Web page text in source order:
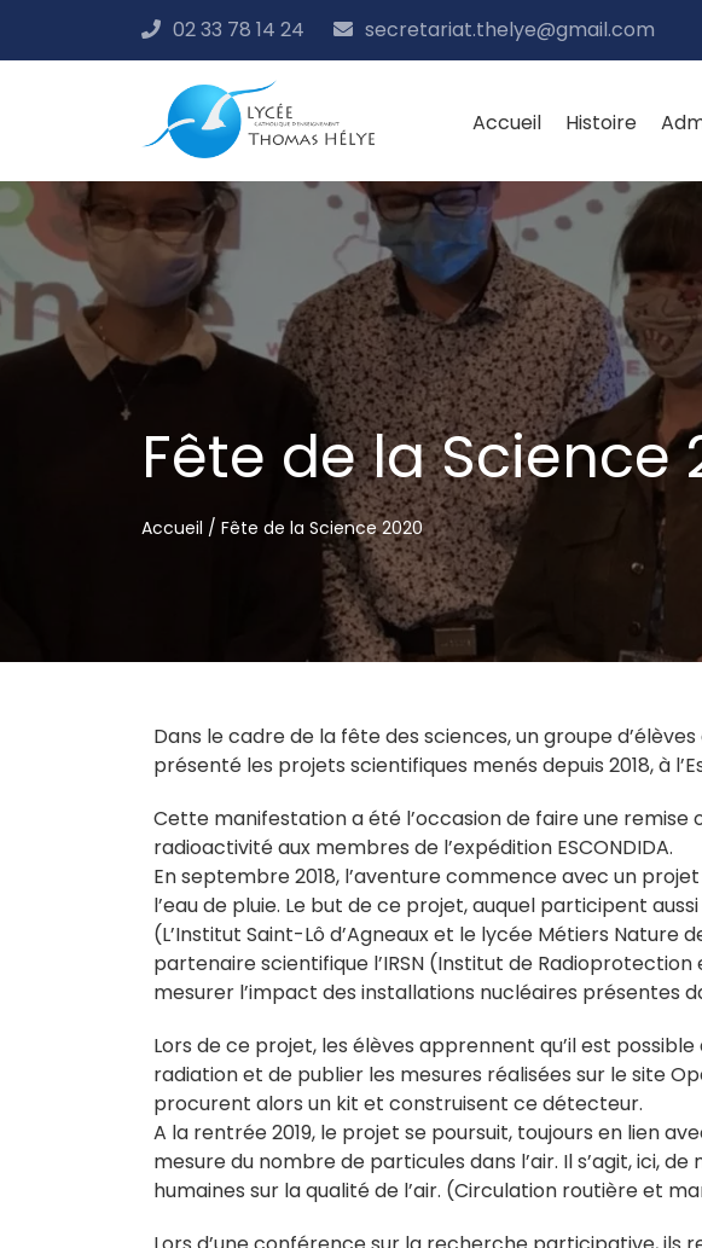
02 33 78 14 24 secretariat.thelye@gmail.com
Accueil Histoire
Fête de la Science
Accueil / Fête de la Science 2020
Dans le cadre de la fête des sciences, un groupe
présenté les projets scientifiques menés depuis 2018, à
Cette manifestation a été l’occasion de faire une
radioactivité aux membres de l’expédition ESCONDIDA.
En septembre 2018, l’aventure commence avec un
l’eau de pluie. Le but de ce projet, auquel participent
(L’Institut Saint-Lô d’Agneaux et le lycée Métiers Nature
partenaire scientifique l’IRSN (Institut de
mesurer l’impact des installations nucléaires présentes
Lors de ce projet, les élèves apprennent qu’il est
radiation et de publier les mesures réalisées sur le site
procurent alors un kit et construisent ce détecteur.
A la rentrée 2019, le projet se poursuit, toujours en lien
mesure du nombre de particules dans l’air. Il s’agit, ici,
humaines sur la qualité de l’air. (Circulation routière et